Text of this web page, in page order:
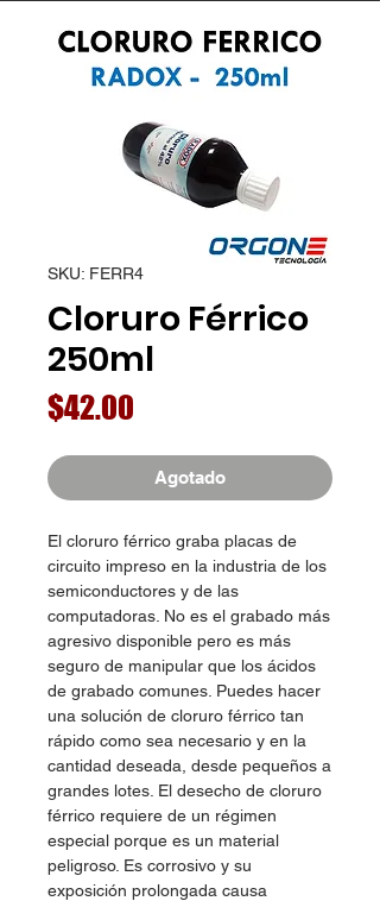
SKU: FERR4
Cloruro Férrico
250ml
$42.00
Agotado
El cloruro férrico graba placas de
circuito impreso en la industria de los
semiconductores y de las
computadoras. No es el grabado más
agresivo disponible pero es más
seguro de manipular que los ácidos
de grabado comunes. Puedes hacer
una solución de cloruro férrico tan
rápido como sea necesario y en la
cantidad deseada, desde pequeños a
grandes lotes. El desecho de cloruro
férrico requiere de un régimen
especial porque es un material
peligroso. Es corrosivo y su
exposición prolongada causa